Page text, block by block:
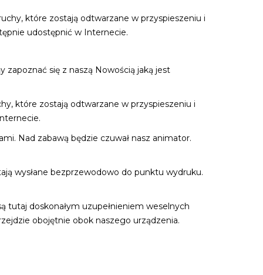
które zostają odtwarzane w przyspieszeniu i
udostępnić w Internecie.
się z naszą Nowością jaką jest
które zostają odtwarzane w przyspieszeniu i
Nad zabawą będzie czuwał nasz animator.
wysłane bezprzewodowo do punktu wydruku.
tutaj doskonałym uzupełnieniem weselnych
obojętnie obok naszego urządzenia.